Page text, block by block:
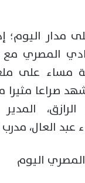
مدار اليوم؛
المصري مع
مساء على
صراعا
عبد العال، مدرب
اليوم